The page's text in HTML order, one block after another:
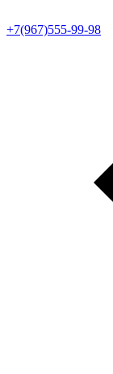
+7(967)555-99-98